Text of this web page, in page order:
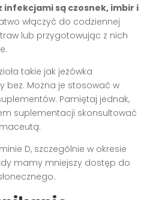
infekcjami są czosnek, imbir i
włączyć do codziennej
lub przygotowując z nich
takie jak jeżówka
bez. Można je stosować w
Pamiętaj jednak,
suplementacji skonsultować
D, szczególnie w okresie
mamy mniejszy dostęp do